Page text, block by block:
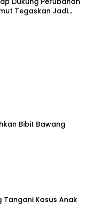
Tegaskan Jadi
dan
Bibit Bawang
Tangani Kasus Anak